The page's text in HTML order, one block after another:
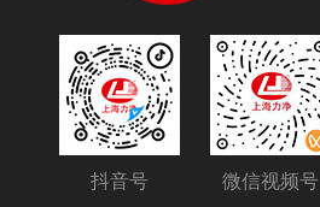
抖音号 微信视频号